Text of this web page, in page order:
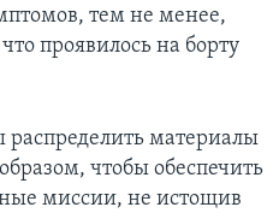
тем не менее,
проявилось на борту
распределить материалы
чтобы обеспечить
миссии, не истощив